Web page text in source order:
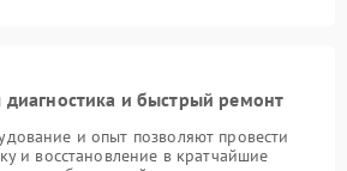
диагностика и быстрый ремонт
и опыт позволяют провести
и восстановление в кратчайшие